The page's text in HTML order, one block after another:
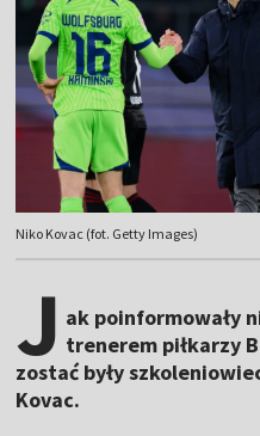
Niko Kovac (fot. Getty Images)
J ak poinformowały
trenerem piłkarzy
zostać były
Kovac.